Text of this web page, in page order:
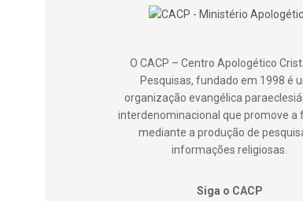
O CACP – Centro Apologético
Pesquisas, fundado em 1998 é
organização evangélica
interdenominacional que promove a
mediante a produção de
informações religiosas.
Siga o CACP